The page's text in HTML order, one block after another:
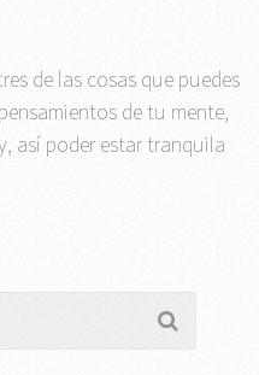
de las cosas que puedes
de tu mente,
así poder estar tranquila